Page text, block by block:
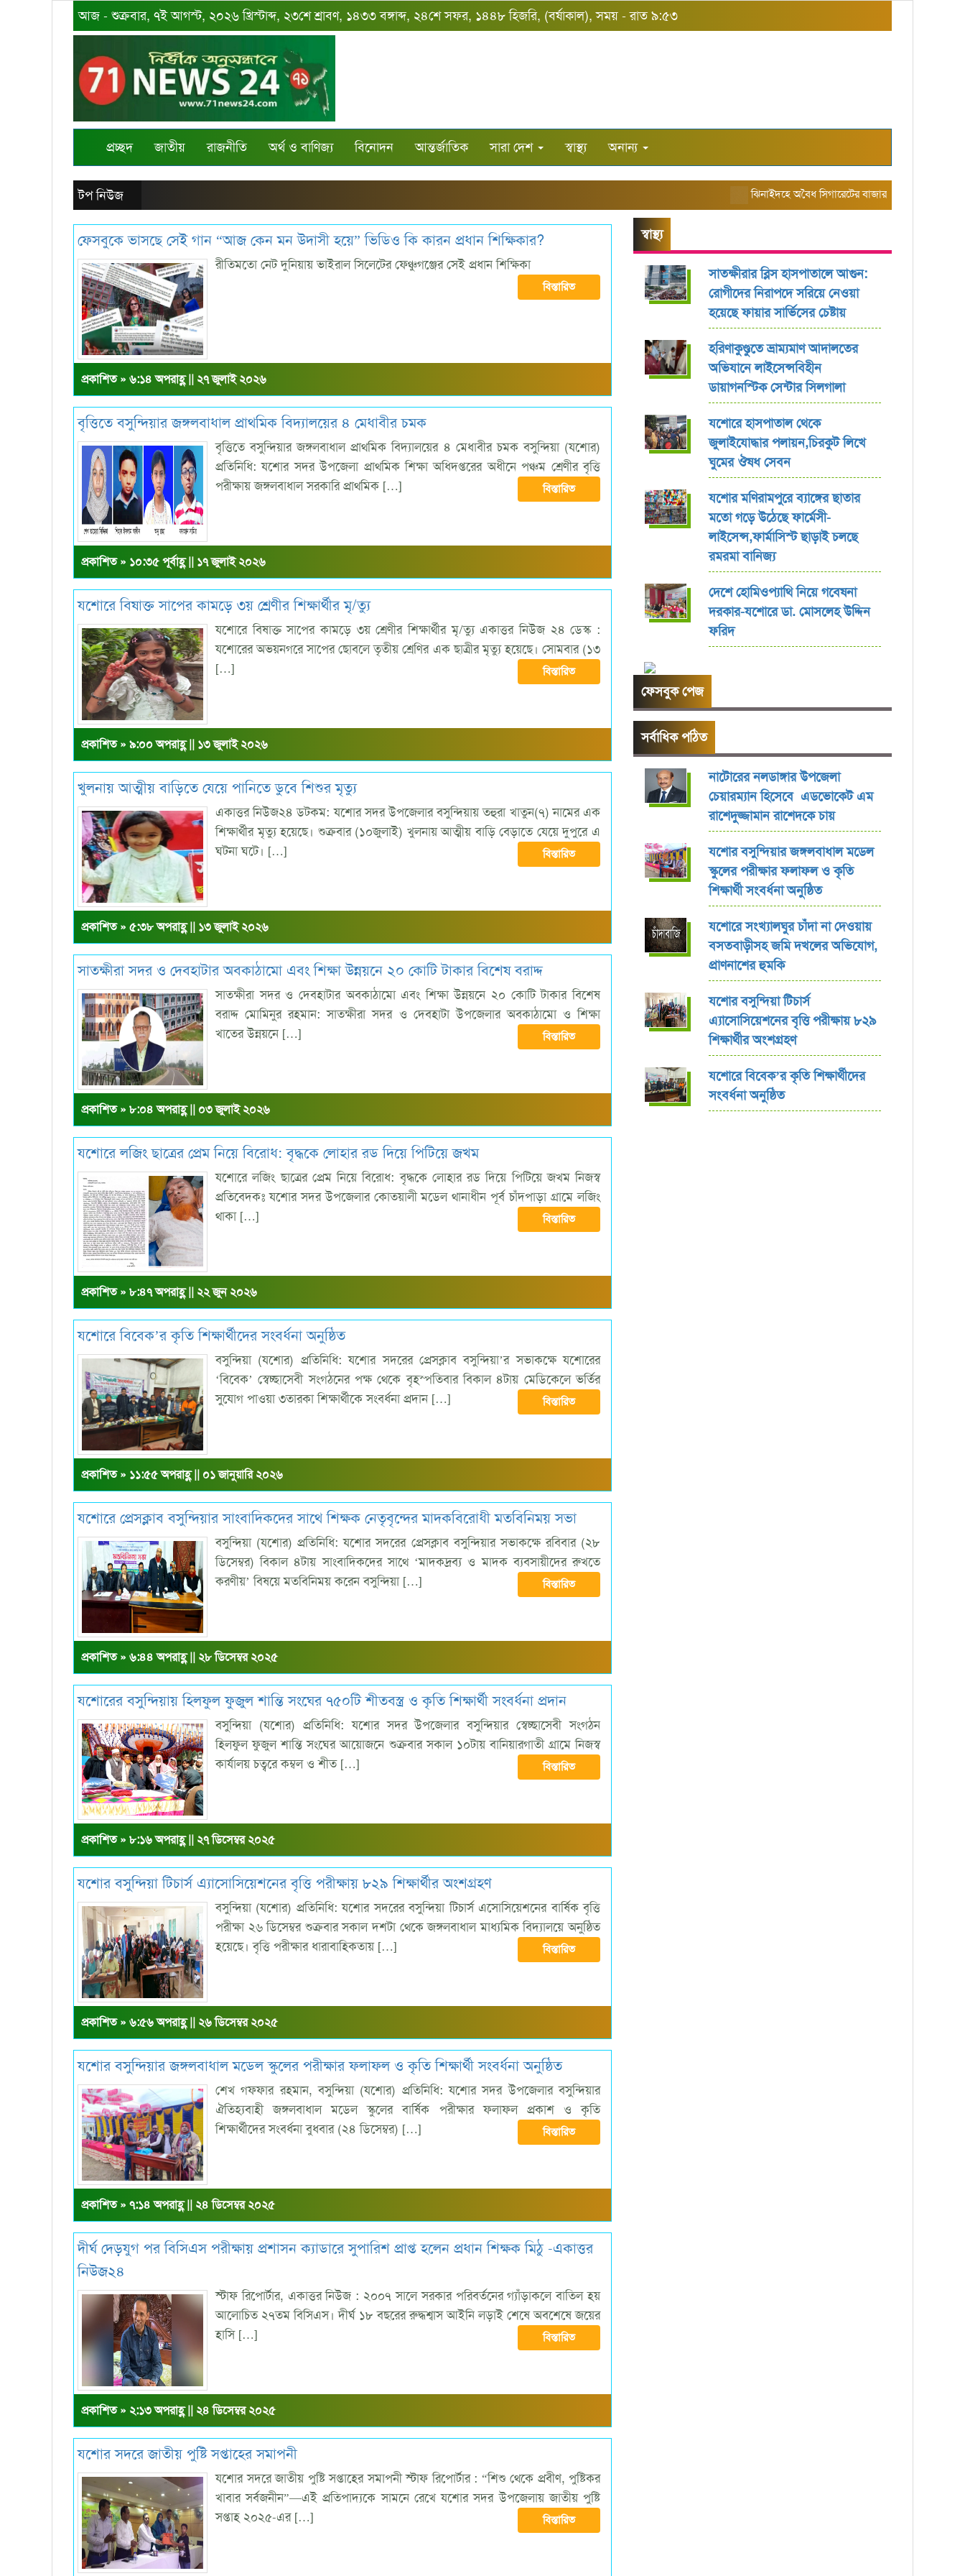
আজ - শুক্রবার, ৭ই আগস্ট, ২০২৬ খ্রিস্টাব্দ, ২৩শে শ্রাবণ, ১৪৩৩ বঙ্গাব্দ, ২৪শে সফর, ১৪৪৮ হিজরি, (বর্ষাকাল), সময় - রাত ৯:৫৩
প্রচ্ছদ জাতীয় রাজনীতি অর্থ ও বাণিজ্য বিনোদন আন্তর্জাতিক সারা দেশ স্বাস্থ্য অনান্য
টপ নিউজ ঝিনাইদহে অবৈধ সিগারেটের বাজার তৈরি করছে এরিয়া
ফেসবুকে ভাসছে সেই গান “আজ কেন মন উদাসী হয়ে” ভিডিও কি কারন প্রধান শিক্ষিকার?
রীতিমতো নেট দুনিয়ায় ভাইরাল সিলেটের ফেঞ্চুগঞ্জের সেই প্রধান শিক্ষিকা
বিস্তারিত
প্রকাশিত » ৬:১৪ অপরাহ্ণ || ২৭ জুলাই ২০২৬
বৃত্তিতে বসুন্দিয়ার জঙ্গলবাধাল প্রাথমিক বিদ্যালয়ের ৪ মেধাবীর চমক
বৃত্তিতে বসুন্দিয়ার জঙ্গলবাধাল প্রাথমিক বিদ্যালয়ের ৪ মেধাবীর চমক বসুন্দিয়া (যশোর)
প্রতিনিধি: যশোর সদর উপজেলা প্রাথমিক শিক্ষা অধিদপ্তরের অধীনে পঞ্চম শ্রেণীর বৃত্তি
পরীক্ষায় জঙ্গলবাধাল সরকারি প্রাথমিক […]
বিস্তারিত
প্রকাশিত » ১০:৩৫ পূর্বাহ্ণ || ১৭ জুলাই ২০২৬
যশোরে বিষাক্ত সাপের কামড়ে ৩য় শ্রেণীর শিক্ষার্থীর মৃ/ত্যু
যশোরে বিষাক্ত সাপের কামড়ে ৩য় শ্রেণীর শিক্ষার্থীর মৃ/ত্যু একাত্তর নিউজ ২৪ ডেস্ক :
যশোরের অভয়নগরে সাপের ছোবলে তৃতীয় শ্রেণির এক ছাত্রীর মৃত্যু হয়েছে। সোমবার (১৩
[…]
বিস্তারিত
প্রকাশিত » ৯:০০ অপরাহ্ণ || ১৩ জুলাই ২০২৬
খুলনায় আত্মীয় বাড়িতে যেয়ে পানিতে ডুবে শিশুর মৃত্যু
একাত্তর নিউজ২৪ ডটকম: যশোর সদর উপজেলার বসুন্দিয়ায় তহুরা খাতুন(৭) নামের এক
শিক্ষার্থীর মৃত্যু হয়েছে। শুক্রবার (১০জুলাই) খুলনায় আত্মীয় বাড়ি বেড়াতে যেয়ে দুপুরে এ
ঘটনা ঘটে। […]
বিস্তারিত
প্রকাশিত » ৫:৩৮ অপরাহ্ণ || ১৩ জুলাই ২০২৬
সাতক্ষীরা সদর ও দেবহাটার অবকাঠামো এবং শিক্ষা উন্নয়নে ২০ কোটি টাকার বিশেষ বরাদ্দ
সাতক্ষীরা সদর ও দেবহাটার অবকাঠামো এবং শিক্ষা উন্নয়নে ২০ কোটি টাকার বিশেষ
বরাদ্দ মোমিনুর রহমান: সাতক্ষীরা সদর ও দেবহাটা উপজেলার অবকাঠামো ও শিক্ষা
খাতের উন্নয়নে […]
বিস্তারিত
প্রকাশিত » ৮:০৪ অপরাহ্ণ || ০৩ জুলাই ২০২৬
যশোরে লজিং ছাত্রের প্রেম নিয়ে বিরোধ: বৃদ্ধকে লোহার রড দিয়ে পিটিয়ে জখম
যশোরে লজিং ছাত্রের প্রেম নিয়ে বিরোধ: বৃদ্ধকে লোহার রড দিয়ে পিটিয়ে জখম ​নিজস্ব
প্রতিবেদকঃ যশোর সদর উপজেলার কোতয়ালী মডেল থানাধীন পূর্ব চাঁদপাড়া গ্রামে লজিং
থাকা […]
বিস্তারিত
প্রকাশিত » ৮:৪৭ অপরাহ্ণ || ২২ জুন ২০২৬
যশোরে বিবেক’র কৃতি শিক্ষার্থীদের সংবর্ধনা অনুষ্ঠিত
বসুন্দিয়া (যশোর) প্রতিনিধি: যশোর সদরের প্রেসক্লাব বসুন্দিয়া’র সভাকক্ষে যশোরের
‘বিবেক’ স্বেচ্ছাসেবী সংগঠনের পক্ষ থেকে বৃহস্পতিবার বিকাল ৪টায় মেডিকেলে ভর্তির
সুযোগ পাওয়া ৩তারকা শিক্ষার্থীকে সংবর্ধনা প্রদান […]
বিস্তারিত
প্রকাশিত » ১১:৫৫ অপরাহ্ণ || ০১ জানুয়ারি ২০২৬
যশোরে প্রেসক্লাব বসুন্দিয়ার সাংবাদিকদের সাথে শিক্ষক নেতৃবৃন্দের মাদকবিরোধী মতবিনিময় সভা
বসুন্দিয়া (যশোর) প্রতিনিধি: যশোর সদরের প্রেসক্লাব বসুন্দিয়ার সভাকক্ষে রবিবার (২৮
ডিসেম্বর) বিকাল ৪টায় সাংবাদিকদের সাথে ‘মাদকদ্রব্য ও মাদক ব্যবসায়ীদের রুখতে
করণীয়’ বিষয়ে মতবিনিময় করেন বসুন্দিয়া […]
বিস্তারিত
প্রকাশিত » ৬:৪৪ অপরাহ্ণ || ২৮ ডিসেম্বর ২০২৫
যশোরের বসুন্দিয়ায় হিলফুল ফুজুল শান্তি সংঘের ৭৫০টি শীতবস্ত্র ও কৃতি শিক্ষার্থী সংবর্ধনা প্রদান
বসুন্দিয়া (যশোর) প্রতিনিধি: যশোর সদর উপজেলার বসুন্দিয়ার স্বেচ্ছাসেবী সংগঠন
হিলফুল ফুজুল শান্তি সংঘের আয়োজনে শুক্রবার সকাল ১০টায় বানিয়ারগাতী গ্রামে নিজস্ব
কার্যালয় চত্বরে কম্বল ও শীত […]
বিস্তারিত
প্রকাশিত » ৮:১৬ অপরাহ্ণ || ২৭ ডিসেম্বর ২০২৫
যশোর বসুন্দিয়া টিচার্স এ্যাসোসিয়েশনের বৃত্তি পরীক্ষায় ৮২৯ শিক্ষার্থীর অংশগ্রহণ
বসুন্দিয়া (যশোর) প্রতিনিধি: যশোর সদরের বসুন্দিয়া টিচার্স এসোসিয়েশনের বার্ষিক বৃত্তি
পরীক্ষা ২৬ ডিসেম্বর শুক্রবার সকাল দশটা থেকে জঙ্গলবাধাল মাধ্যমিক বিদ্যালয়ে অনুষ্ঠিত
হয়েছে। বৃত্তি পরীক্ষার ধারাবাহিকতায় […]
বিস্তারিত
প্রকাশিত » ৬:৫৬ অপরাহ্ণ || ২৬ ডিসেম্বর ২০২৫
যশোর বসুন্দিয়ার জঙ্গলবাধাল মডেল স্কুলের পরীক্ষার ফলাফল ও কৃতি শিক্ষার্থী সংবর্ধনা অনুষ্ঠিত
শেখ গফফার রহমান, বসুন্দিয়া (যশোর) প্রতিনিধি: যশোর সদর উপজেলার বসুন্দিয়ার
ঐতিহ্যবাহী জঙ্গলবাধাল মডেল স্কুলের বার্ষিক পরীক্ষার ফলাফল প্রকাশ ও কৃতি
শিক্ষার্থীদের সংবর্ধনা বুধবার (২৪ ডিসেম্বর) […]
বিস্তারিত
প্রকাশিত » ৭:১৪ অপরাহ্ণ || ২৪ ডিসেম্বর ২০২৫
দীর্ঘ দেড়যুগ পর বিসিএস পরীক্ষায় প্রশাসন ক্যাডারে সুপারিশ প্রাপ্ত হলেন প্রধান শিক্ষক মিঠু -একাত্তর
নিউজ২৪
স্টাফ রিপোর্টার, একাত্তর নিউজ : ২০০৭ সালে সরকার পরিবর্তনের গ্যাঁড়াকলে বাতিল হয়
আলোচিত ২৭তম বিসিএস। দীর্ঘ ১৮ বছরের রুদ্ধশ্বাস আইনি লড়াই শেষে অবশেষে জয়ের
হাসি […]
বিস্তারিত
প্রকাশিত » ২:১৩ অপরাহ্ণ || ২৪ ডিসেম্বর ২০২৫
যশোর সদরে জাতীয় পুষ্টি সপ্তাহের সমাপনী
যশোর সদরে জাতীয় পুষ্টি সপ্তাহের সমাপনী স্টাফ রিপোর্টার : “শিশু থেকে প্রবীণ, পুষ্টিকর
খাবার সর্বজনীন”—এই প্রতিপাদ্যকে সামনে রেখে যশোর সদর উপজেলায় জাতীয় পুষ্টি
সপ্তাহ ২০২৫-এর […]
বিস্তারিত
স্বাস্থ্য
সাতক্ষীরার ব্লিস হাসপাতালে আগুন:
রোগীদের নিরাপদে সরিয়ে নেওয়া
হয়েছে ফায়ার সার্ভিসের চেষ্টায়
হরিণাকুণ্ডুতে ভ্রাম্যমাণ আদালতের
অভিযানে লাইসেন্সবিহীন
ডায়াগনস্টিক সেন্টার সিলগালা
যশোরে হাসপাতাল থেকে
জুলাইযোদ্ধার পলায়ন,চিরকুট লিখে
ঘুমের ঔষধ সেবন
যশোর ‎মণিরামপুরে ব্যাঙ্গের ছাতার
মতো গড়ে উঠেছে ফার্মেসী-
লাইসেন্স,ফার্মাসিস্ট ছাড়াই চলছে
রমরমা বানিজ্য ‎
দেশে হোমিওপ্যাথি নিয়ে গবেষনা
দরকার-যশোরে ডা. মোসলেহ উদ্দিন
ফরিদ
ফেসবুক পেজ
সর্বাধিক পঠিত
নাটোরের নলডাঙ্গার উপজেলা
চেয়ারম্যান হিসেবে এডভোকেট এম
রাশেদুজ্জামান রাশেদকে চায়
যশোর বসুন্দিয়ার জঙ্গলবাধাল মডেল
স্কুলের পরীক্ষার ফলাফল ও কৃতি
শিক্ষার্থী সংবর্ধনা অনুষ্ঠিত
যশোরে সংখ্যালঘুর চাঁদা না দেওয়ায়
বসতবাড়ীসহ জমি দখলের অভিযোগ,
প্রাণনাশের হুমকি
যশোর বসুন্দিয়া টিচার্স
এ্যাসোসিয়েশনের বৃত্তি পরীক্ষায় ৮২৯
শিক্ষার্থীর অংশগ্রহণ
যশোরে বিবেক’র কৃতি শিক্ষার্থীদের
সংবর্ধনা অনুষ্ঠিত